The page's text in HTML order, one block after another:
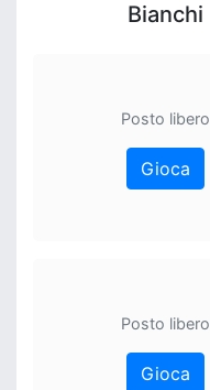
Bianchi
Posto libero
Gioca
Posto libero
Gioca